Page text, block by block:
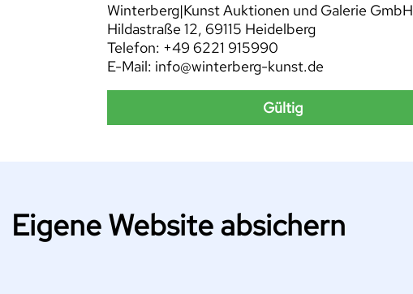
Winterberg|Kunst Auktionen und Galerie GmbH
Hildastraße 12, 69115 Heidelberg
Telefon: +49 6221 915990
E-Mail: info@winterberg-kunst.de
Gültig
Eigene Website absichern